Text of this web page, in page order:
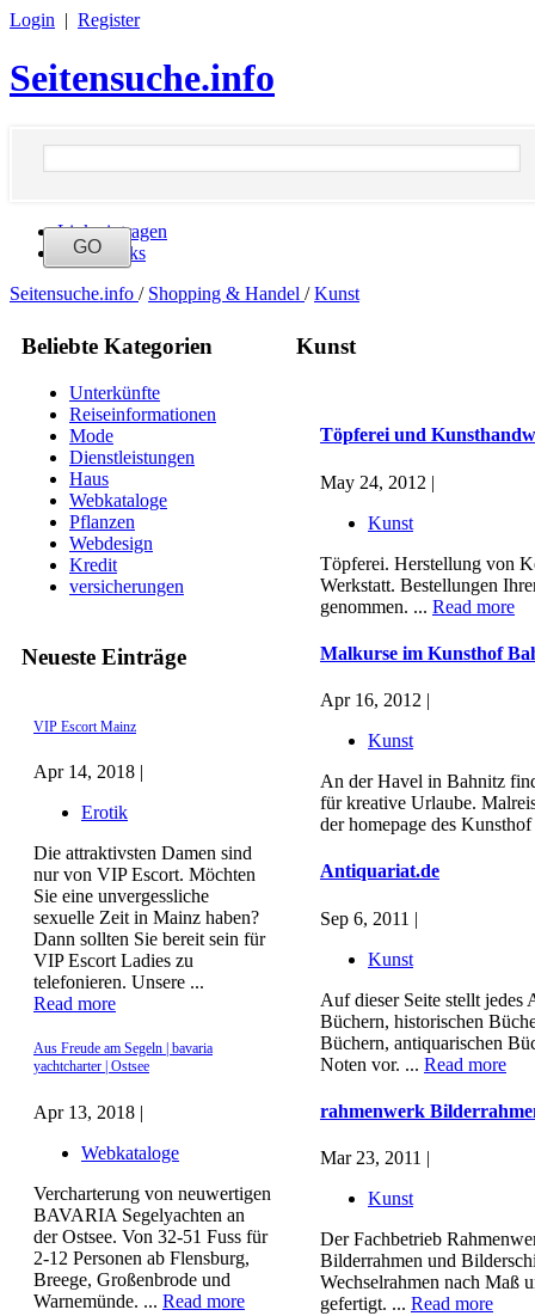
Login | Register
Seitensuche.info
Link eintragen
Neue Links
Seitensuche.info / Shopping & Handel / Kunst
Beliebte Kategorien
Unterkünfte
Reiseinformationen
Mode
Dienstleistungen
Haus
Webkataloge
Pflanzen
Webdesign
Kredit
versicherungen
Neueste Einträge
VIP Escort Mainz
Apr 14, 2018 |
Erotik
Die attraktivsten Damen sind
nur von VIP Escort. Möchten
Sie eine unvergessliche
sexuelle Zeit in Mainz haben?
Dann sollten Sie bereit sein für
VIP Escort Ladies zu
telefonieren. Unsere ...
Read more
Aus Freude am Segeln | bavaria
yachtcharter | Ostsee
Apr 13, 2018 |
Webkataloge
Vercharterung von neuwertigen
BAVARIA Segelyachten an
der Ostsee. Von 32-51 Fuss für
2-12 Personen ab Flensburg,
Breege, Großenbrode und
Warnemünde. ... Read more
Kunst
Töpferei und
May 24, 2012 |
Kunst
Töpferei. Herstellung von
Werkstatt. Bestellungen
genommen. ... Read more
Malkurse im Kunsthof
Apr 16, 2012 |
Kunst
An der Havel in Bahnitz
für kreative Urlaube.
der homepage des
Antiquariat.de
Sep 6, 2011 |
Kunst
Auf dieser Seite stellt jedes
Büchern, historischen
Büchern, antiquarischen
Noten vor. ... Read more
rahmenwerk
Mar 23, 2011 |
Kunst
Der Fachbetrieb
Bilderrahmen und
Wechselrahmen nach Maß
gefertigt. ... Read more